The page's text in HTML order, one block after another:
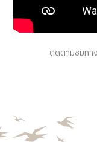
ติดตามชมทา